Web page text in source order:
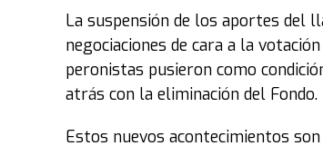
La suspensión de los aportes del
negociaciones de cara a la
peronistas pusieron como
atrás con la eliminación del Fondo.
Estos nuevos acontecimientos